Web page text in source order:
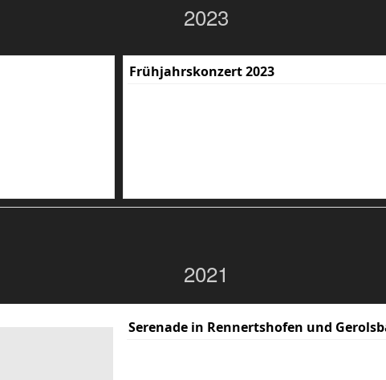
2023
Frühjahrskonzert 2023
2021
Serenade in Rennertshofen und